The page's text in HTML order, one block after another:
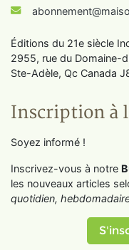
Éditions du 21e siècle
2955, rue du Domaine-
Ste-Adèle, Qc Canada
Inscription à
Soyez informé !
Inscrivez-vous à notre
les nouveaux articles
quotidien,